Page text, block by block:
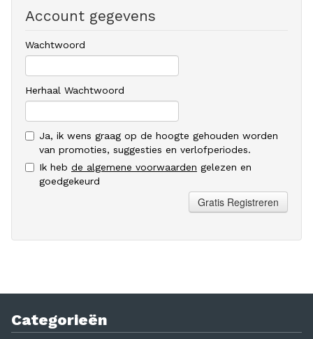
Account gegevens
Wachtwoord
Herhaal Wachtwoord
Ja, ik wens graag op de hoogte gehouden worden
van promoties, suggesties en verlofperiodes.
Ik heb de algemene voorwaarden gelezen en
goedgekeurd
Gratis Registreren
Categorieën